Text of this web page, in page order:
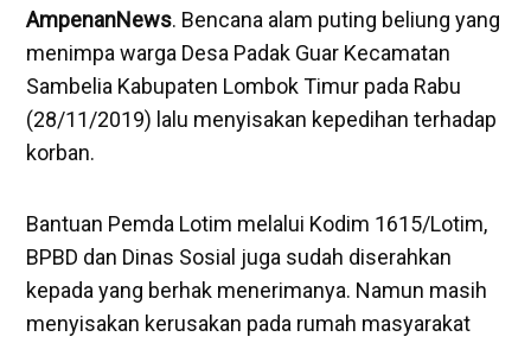
AmpenanNews. Bencana alam puting beliung yang
menimpa warga Desa Padak Guar Kecamatan
Sambelia Kabupaten Lombok Timur pada Rabu
(28/11/2019) lalu menyisakan kepedihan terhadap
korban.
Bantuan Pemda Lotim melalui Kodim 1615/Lotim,
BPBD dan Dinas Sosial juga sudah diserahkan
kepada yang berhak menerimanya. Namun masih
menyisakan kerusakan pada rumah masyarakat